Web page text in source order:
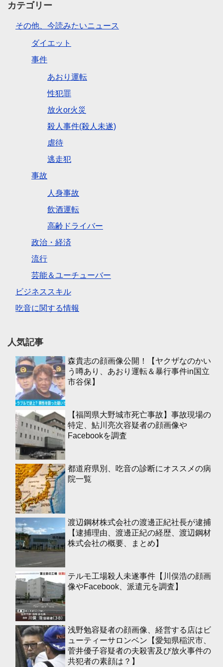
カテゴリー
その他、今読みたいニュース
ダイエット
事件
あおり運転
性犯罪
放火or火災
殺人事件(殺人未遂)
虐待
逃走犯
事故
人身事故
飲酒運転
高齢ドライバー
政治・経済
流行
芸能＆ユーチューバー
ビジネススキル
吃音に関する情報
人気記事
森貴志の顔画像公開！【ヤクザなのかい
う噂あり、あおり運転＆暴行事件in国立
市谷保】
【福岡県大野城市死亡事故】事故現場の
特定、鮎川亮次容疑者の顔画像や
Facebookを調査
都道府県別、吃音の診断にオススメの病
院一覧
渡辺鋼材株式会社の渡邊正紀社長が逮捕
【逮捕理由、渡邊正紀の経歴、渡辺鋼材
株式会社の概要、まとめ】
テルモ工場殺人未遂事件【川俣浩の顔画
像やFacebook、派遣元を調査】
浅野勉容疑者の顔画像、経営する店はビ
ューティーサロンベン【愛知県稲沢市、
菅井優子容疑者の夫殺害及び放火事件の
共犯者の素顔は？】